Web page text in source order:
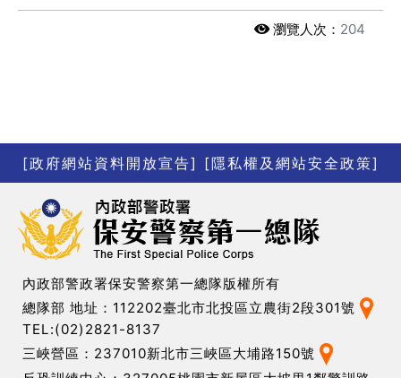
瀏覽人次： 204
[政府網站資料開放宣告] [隱私權及網站安全政策]
內政部警政署保安警察第一總隊版權所有
總隊部 地址：112202臺北市北投區立農街2段301號
TEL:(02)2821-8137
三峽營區：237010新北市三峽區大埔路150號